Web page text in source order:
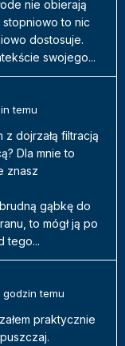
nie obierają
to nic
dostosuje.
swojego...
temu
z dojrzałą filtracją
Dla mnie to
znasz
gąbkę do
to mógł ją po
tego...
godzin temu
praktycznie